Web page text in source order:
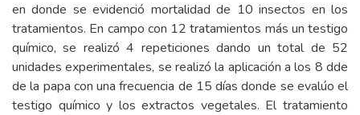
en donde se evidenció mortalidad de 10 insectos en los
tratamientos. En campo con 12 tratamientos más un testigo
químico, se realizó 4 repeticiones dando un total de 52
unidades experimentales, se realizó la aplicación a los 8 dde
de la papa con una frecuencia de 15 días donde se evalúo el
testigo químico y los extractos vegetales. El tratamiento